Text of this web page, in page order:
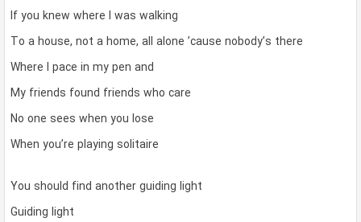
If you knew where I was walking
To a house, not a home, all alone ’cause nobody’s there
Where I pace in my pen and
My friends found friends who care
No one sees when you lose
When you’re playing solitaire
You should find another guiding light
Guiding light